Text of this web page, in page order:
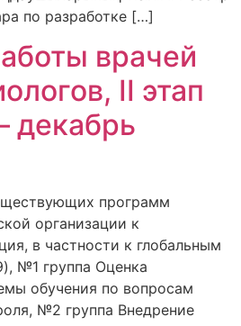
по разработке […]
врачей
II этап
декабрь
программ
организации к
в частности к глобальным
№1 группа Оценка
обучения по вопросам
№2 группа Внедрение